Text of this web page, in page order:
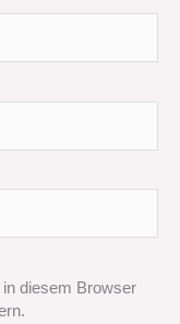
diesem Browser